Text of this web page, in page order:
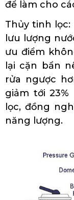
để làm cho
Thủy tinh
lưu lượng
ưu điểm
lại cặn bẩn
rửa ngược
giảm tới
lọc, đồng
năng lượng.